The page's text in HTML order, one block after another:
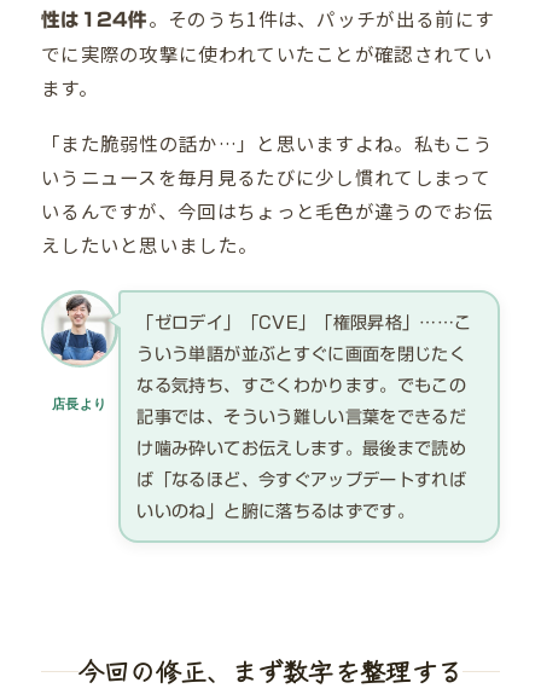
性は124件。そのうち1件は、パッチが出る前にす
でに実際の攻撃に使われていたことが確認されてい
ます。
「また脆弱性の話か…」と思いますよね。私もこう
いうニュースを毎月見るたびに少し慣れてしまって
いるんですが、今回はちょっと毛色が違うのでお伝
えしたいと思いました。
店長より
「ゼロデイ」「CVE」「権限昇格」……こ
ういう単語が並ぶとすぐに画面を閉じたく
なる気持ち、すごくわかります。でもこの
記事では、そういう難しい言葉をできるだ
け噛み砕いてお伝えします。最後まで読め
ば「なるほど、今すぐアップデートすれば
いいのね」と腑に落ちるはずです。
今回の修正、まず数字を整理する